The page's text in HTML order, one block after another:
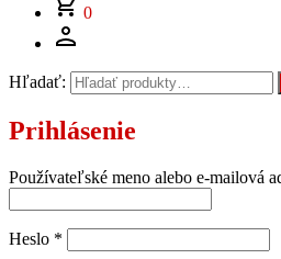
0
Hľadať:
Prihlásenie
Používateľské meno alebo e-mailová
Heslo *